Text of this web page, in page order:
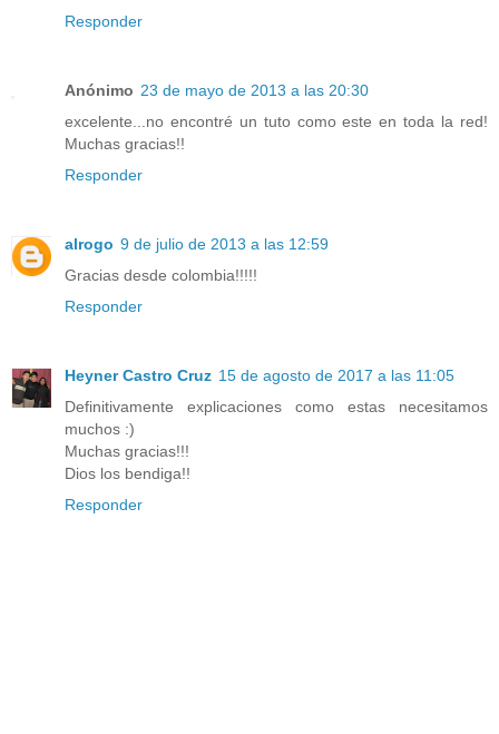
Responder
Anónimo 23 de mayo de 2013 a las 20:30
excelente...no encontré un tuto como este en toda la red!
Muchas gracias!!
Responder
alrogo 9 de julio de 2013 a las 12:59
Gracias desde colombia!!!!!
Responder
Heyner Castro Cruz 15 de agosto de 2017 a las 11:05
Definitivamente explicaciones como estas necesitamos
muchos :)
Muchas gracias!!!
Dios los bendiga!!
Responder